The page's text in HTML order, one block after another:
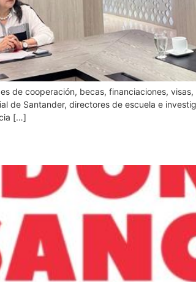
de cooperación, becas, financiaciones,
de Santander, directores de escuela e
[…]